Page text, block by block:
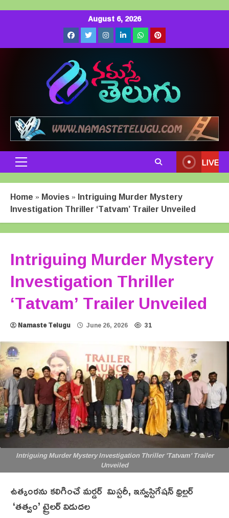
August 6, 2026
Facebook
Twitter
Instagram
LinkedIn
Whatsapp
Pinterest
Primary
Menu
LIVE
Home » Movies» Intriguing Murder Mystery
Investigation Thriller ‘Tatvam’ Trailer Unveiled
Intriguing Murder Mystery
Investigation Thriller
‘Tatvam’ Trailer Unveiled
Namaste Telugu June 26, 2026 31
Intriguing Murder Mystery Investigation Thriller 'Tatvam' Trailer
Unveiled
ఉత్కంఠను కలిగించే మర్డర్ మిస్టరీ, ఇన్వస్టిగేషన్‌ థ్రిల్లర్‌
‘తత్వం’ ట్రైలర్‌ విడుదల